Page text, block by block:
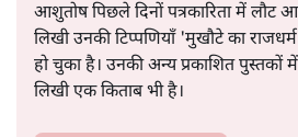
आशुतोष पिछले दिनों पत्रकारिता में लौट
लिखी उनकी टिप्पणियाँ 'मुखौटे का
हो चुका है। उनकी अन्य प्रकाशित पुस्तकों
लिखी एक किताब भी है।